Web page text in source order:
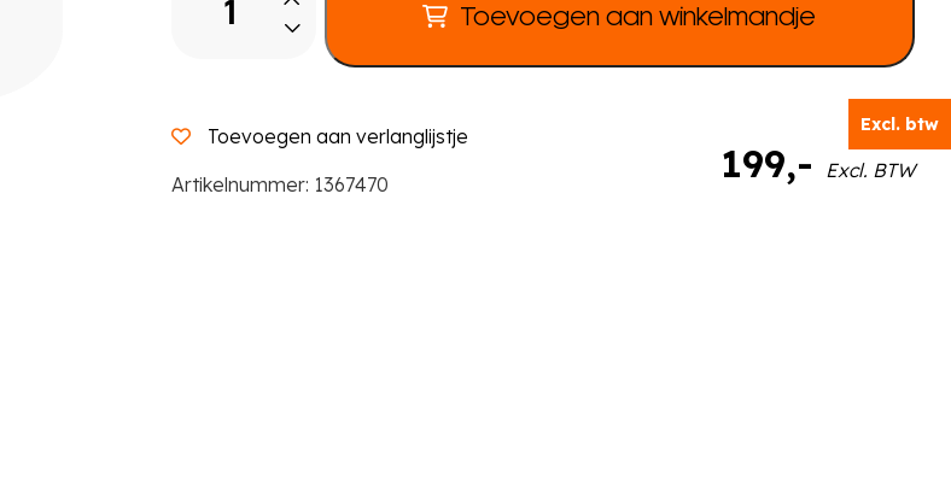
Excl. btw
Clever-
Toevoegen aan winkelmandje
Toevoegen aan verlanglijstje
Artikelnummer: 1367470 199,- Excl. BTW